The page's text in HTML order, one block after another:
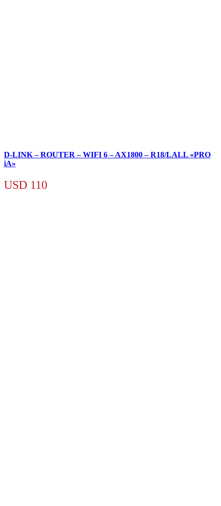
D-LINK – ROUTER – WIFI 6 – AX1800 – R18/LALL «PRO
iA»
USD 110